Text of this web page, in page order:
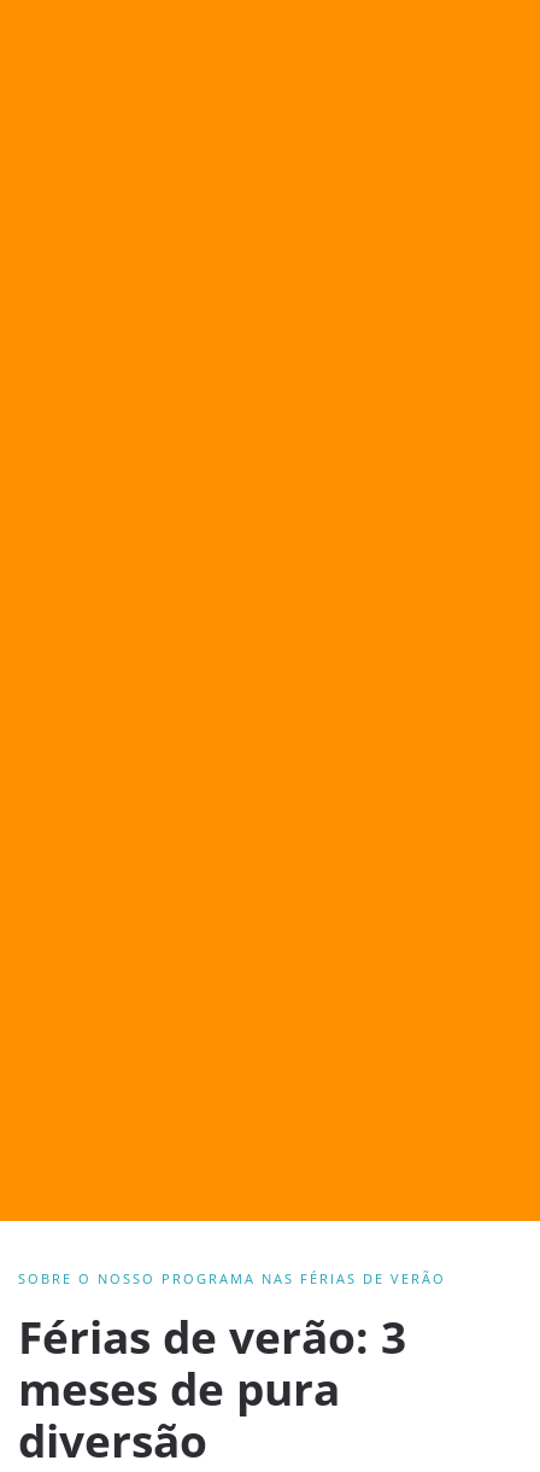
SOBRE O NOSSO PROGRAMA NAS FÉRIAS DE VERÃO
Férias de verão: 3
meses de pura
diversão